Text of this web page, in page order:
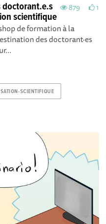
879 1
doctorant.e.s
scientifique
de formation à la
des doctorant·es
SCIENTIFIQUE